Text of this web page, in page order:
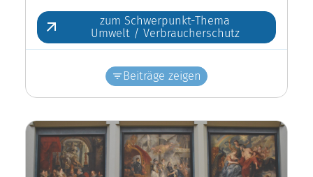
zum Schwerpunkt-Thema
Umwelt / Verbraucherschutz
Beiträge zeigen